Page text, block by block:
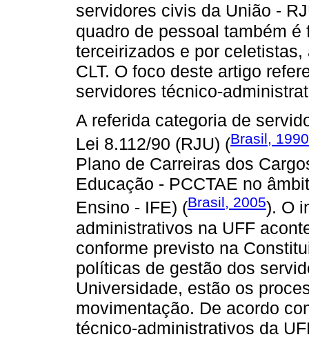
servidores civis da União -
quadro de pessoal também
terceirizados e por
CLT. O foco deste artigo
servidores técnico-
A referida categoria de
Lei 8.112/90 (RJU) (Brasil, 1990
Plano de Carreiras dos
Educação - PCCTAE no
Ensino - IFE) (Brasil, 2005). O
administrativos na UFF
conforme previsto na
políticas de gestão dos
Universidade, estão os
movimentação. De acordo
técnico-administrativos da